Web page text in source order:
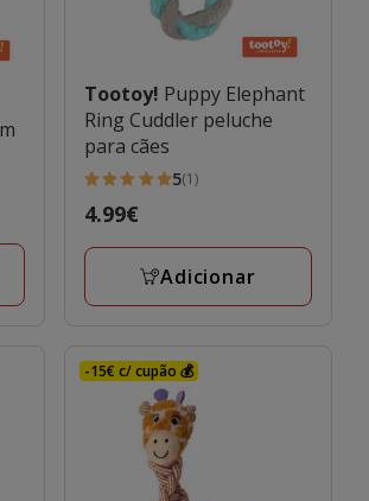
Tootoy! Puppy Elephant
Ring Cuddler peluche
para cães
5
estrelas
com
avaliações
5(1)
Preço
4.99€
4.99€
Adicionar
-15€ c/ cupão 💰